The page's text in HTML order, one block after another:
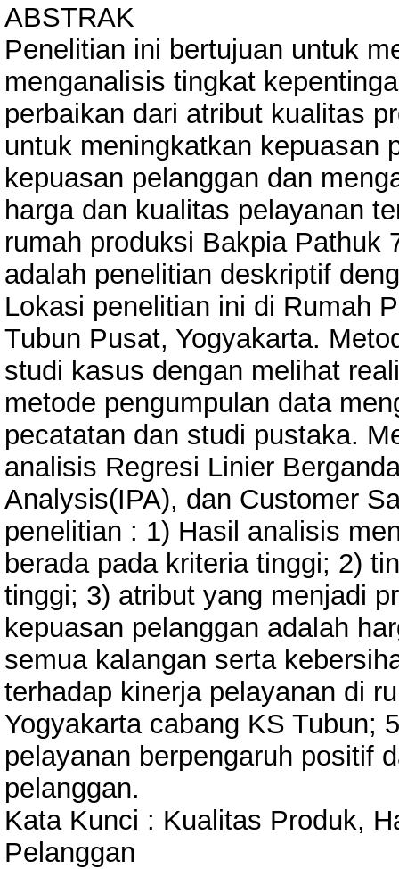
ABSTRAK
Penelitian ini bertujuan untuk
menganalisis tingkat
perbaikan dari atribut kualitas
untuk meningkatkan kepuasan
kepuasan pelanggan dan
harga dan kualitas pelayanan
rumah produksi Bakpia Pathuk
adalah penelitian deskriptif
Lokasi penelitian ini di Rumah
Tubun Pusat, Yogyakarta.
studi kasus dengan melihat
metode pengumpulan data
pecatatan dan studi pustaka.
analisis Regresi Linier
Analysis(IPA), dan Customer
penelitian : 1) Hasil analisis
berada pada kriteria tinggi; 2)
tinggi; 3) atribut yang menjadi
kepuasan pelanggan adalah
semua kalangan serta
terhadap kinerja pelayanan di
Yogyakarta cabang KS Tubun;
pelayanan berpengaruh positif
pelanggan.
Kata Kunci : Kualitas Produk,
Pelanggan